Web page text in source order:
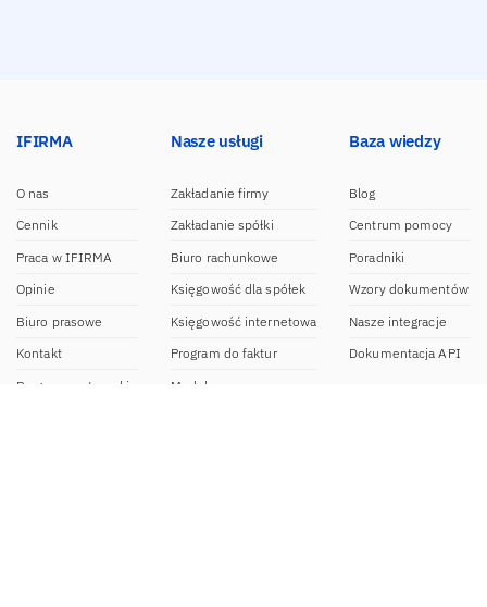
IFIRMA
O nas
Cennik
Praca w IFIRMA
Opinie
Biuro prasowe
Kontakt
Program partnerski
Nasze usługi
Zakładanie firmy
Zakładanie spółki
Biuro rachunkowe
Księgowość dla spółek
Księgowość internetowa
Program do faktur
Moduł e-commerce
Baza wiedzy
Blog
Centrum pomocy
Poradniki
Wzory dokumentów
Nasze integracje
Dokumentacja API